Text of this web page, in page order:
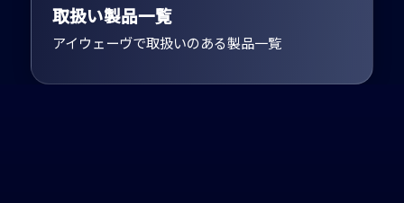
取扱い製品一覧
アイウェーヴで取扱いのある製品一覧